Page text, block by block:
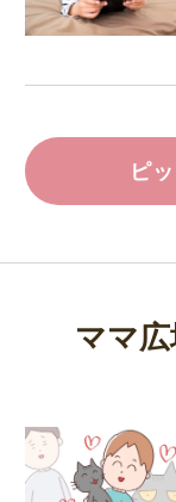
ピ
ママ